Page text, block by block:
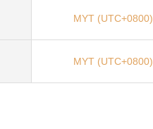
MYT (UTC+0800)
MYT (UTC+0800)